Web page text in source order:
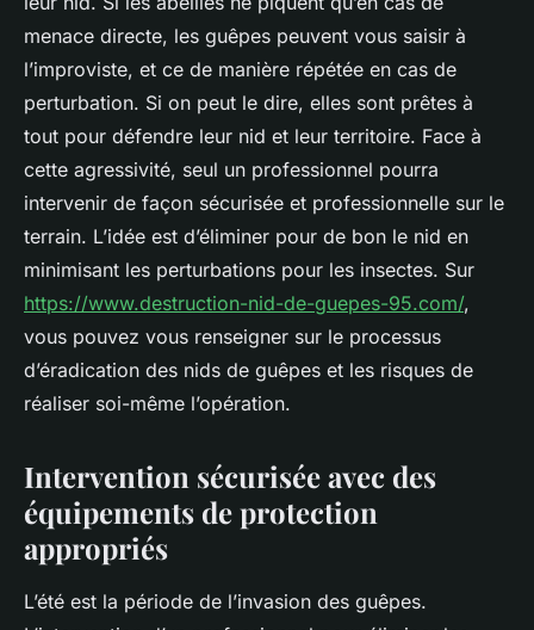
menace directe, les guêpes peuvent vous saisir à
l’improviste, et ce de manière répétée en cas de
perturbation. Si on peut le dire, elles sont prêtes à
tout pour défendre leur nid et leur territoire. Face à
cette agressivité, seul un professionnel pourra
intervenir de façon sécurisée et professionnelle sur le
terrain. L’idée est d’éliminer pour de bon le nid en
minimisant les perturbations pour les insectes. Sur
https://www.destruction-nid-de-guepes-95.com/,
vous pouvez vous renseigner sur le processus
d’éradication des nids de guêpes et les risques de
réaliser soi-même l’opération.
Intervention sécurisée avec des
équipements de protection
appropriés
L’été est la période de l’invasion des guêpes.